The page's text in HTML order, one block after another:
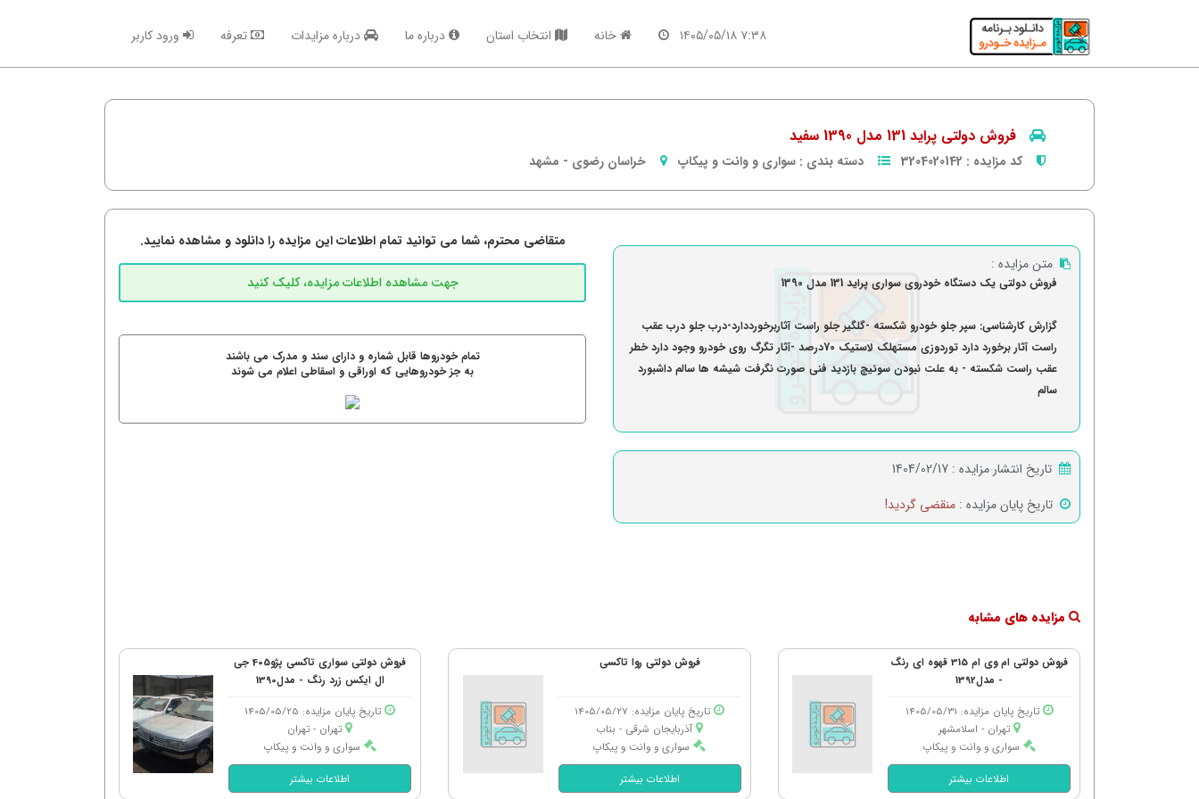
۷:۳۸ ۱۴۰۵/۰۵/۱۸ خانه انتخاب استان درباره ما درباره مزایدات تعرفه ورود کاربر
فروش دولتی پراید 131 مدل 1390 سفید
کد مزایده : 3204020142 دسته بندی : سواری و وانت و پیکاپ خراسان رضوی - مشهد
متن مزایده :
فروش دولتی یک دستگاه خودروی سواری پراید 131 مدل 1390
گزارش کارشناسی: سپر جلو خودرو شکسته -گلگیر جلو راست آثاربرخورددارد-درب جلو درب عقب
راست آثار برخورد دارد توردوزی مستهلک لاستیک 70درصد -آثار تگرگ روی خودرو وجود دارد خطر
عقب راست شکسته - به علت نبودن سوئیچ بازدید فنی صورت نگرفت شیشه ها سالم داشبورد
سالم
تاریخ انتشار مزایده : 1404/02/17
تاریخ پایان مزایده : منقضی گردید!
متقاضی محترم، شما می توانید تمام اطلاعات این مزایده را دانلود و مشاهده نمایید.
تمام خودروها قابل شماره و دارای سند و مدرک می باشند
به جز خودروهایی که اوراقی و اسقاطی اعلام می شوند
مزایده های مشابه
فروش دولتی ام وی ام 315 قهوه ای رنگ
- مدل1392
تاریخ پایان مزایده: 1405/05/31
تهران - اسلامشهر
سواری و وانت و پیکاپ
اطلاعات بیشتر
فروش دولتی روا تاکسی
تاریخ پایان مزایده: 1405/05/27
آذربایجان شرقی - بناب
سواری و وانت و پیکاپ
اطلاعات بیشتر
فروش دولتی سواری تاکسی پژو405 جی
ال ایکس زرد رنگ - مدل1390
تاریخ پایان مزایده: 1405/05/25
تهران - تهران
سواری و وانت و پیکاپ
اطلاعات بیشتر